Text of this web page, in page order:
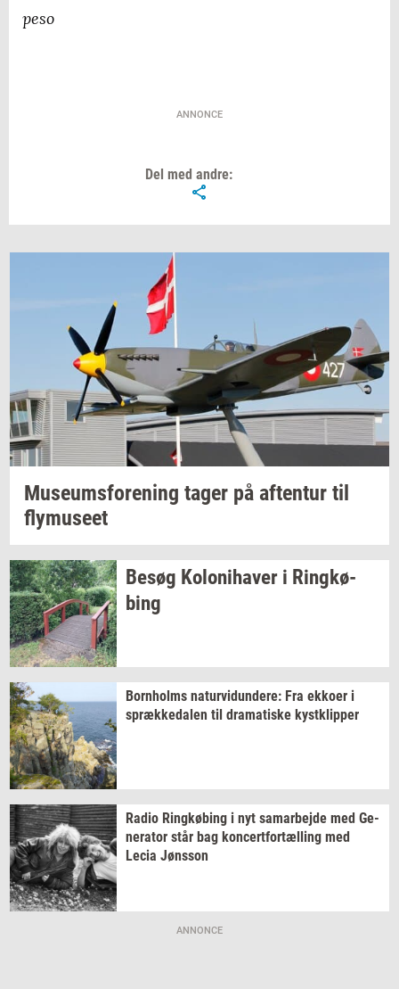
peso
ANNONCE
Del med andre:
Mu­se­ums­for­e­ning tager på af­ten­tur til
fly­mu­se­et
Besøg Ko­lo­ni­ha­ver i Ring­kø­
bing
Born­holms na­tur­vi­dun­de­re: Fra ek­ko­er i
spræk­ke­da­len til dra­ma­ti­ske kyst­klip­per
Radio Ring­kø­bing i nyt sam­ar­bej­de med Ge­
ne­ra­tor står bag kon­cert­for­tæl­ling med
Lecia Jøns­son
ANNONCE